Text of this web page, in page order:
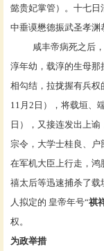
懿贵妃掌管）。十七日
中垂谟懋德振武圣孝渊
咸丰帝病死之后
淳年幼，载淳的生母那
相勾结，拉拢握有兵权
11月2日），将载垣、
日），又接连发出上
宗令，大学士桂良 、户
在军机大臣上行走 ，
禧太后等迅速捕杀了
人拟定的 皇帝年号“祺
权。
为政举措